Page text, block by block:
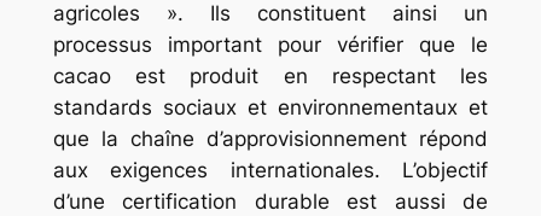
agricoles ». Ils constituent ainsi un
processus important pour vérifier que le
cacao est produit en respectant les
standards sociaux et environnementaux et
que la chaîne d’approvisionnement répond
aux exigences internationales. L’objectif
d’une certification durable est aussi de